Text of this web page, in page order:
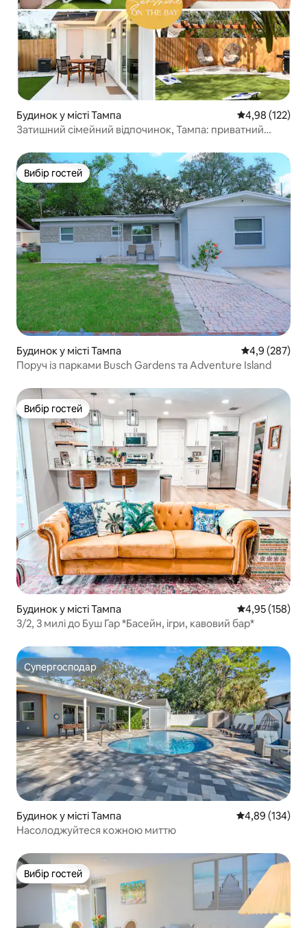
Будинок у місті Тампа Середня
4,98 (122)
Затишний сімейний відпочинок, Тампа: приватний
Вибір гостей
Вибір гостей
Будинок у місті Тампа Середня
4,9 (287)
Поруч із парками Busch Gardens та Adventure Island
Вибір гостей
Вибір гостей
Будинок у місті Тампа Середня
4,95 (158)
3/2, 3 милі до Буш Гар *Басейн, ігри, кавовий бар*
Супергосподар
Супергосподар
Будинок у місті Тампа Середня
4,89 (134)
Насолоджуйтеся кожною миттю
Вибір гостей
Вибір гостей